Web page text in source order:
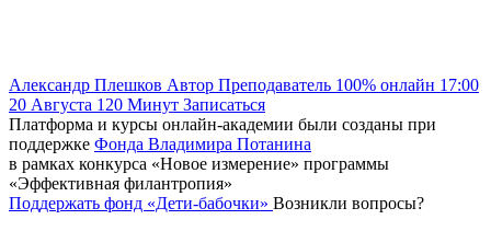
Александр Плешков Автор Преподаватель 100% онлайн 17:00
20 Августа 120 Минут Записаться
Платформа и курсы онлайн-академии были созданы при
поддержке Фонда Владимира Потанина
в рамках конкурса «Новое измерение» программы
«Эффективная филантропия»
Поддержать фонд «Дети-бабочки» Возникли вопросы?